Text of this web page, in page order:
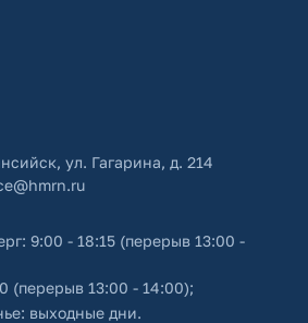
ул. Гагарина, д. 214
9:00 - 18:15 (перерыв 13:00 -
(перерыв 13:00 - 14:00);
выходные дни.